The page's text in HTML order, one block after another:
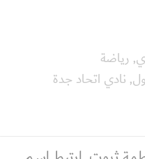
, رياضة
, نادي اتحاد جدة